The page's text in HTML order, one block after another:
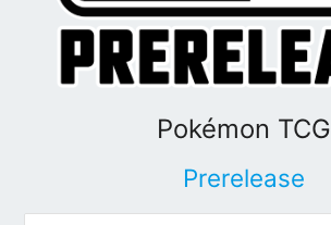
Pokémon TCG
Prerelease